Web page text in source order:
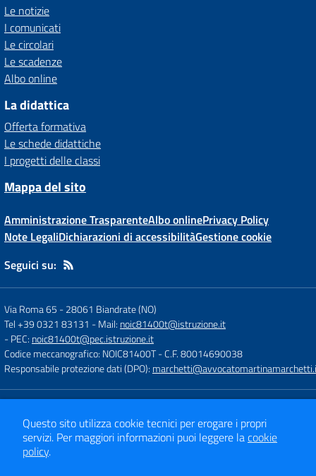
Le notizie
I comunicati
Le circolari
Le scadenze
Albo online
La didattica
Offerta formativa
Le schede didattiche
I progetti delle classi
Mappa del sito
Amministrazione TrasparenteAlbo onlinePrivacy Policy
Note LegaliDichiarazioni di accessibilitàGestione cookie
Seguici su:
Via Roma 65 -28061 Biandrate (NO)
Tel +39 0321 83131 - Mail: noic81400t@istruzione.it
- PEC: noic81400t@pec.istruzione.it
Codice meccanografico: NOIC81400T- C.F. 80014690038
Responsabile protezione dati (DPO):
Sito web realizzato con CMS
SCUOLASTICO
Questo sito utilizza cookie tecnici per erogare i propri
servizi. Per maggiori informazioni puoi leggere lacookie
policy.